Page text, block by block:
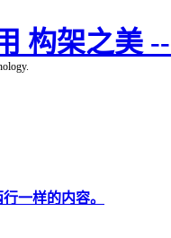
构架之美
一样的内容。